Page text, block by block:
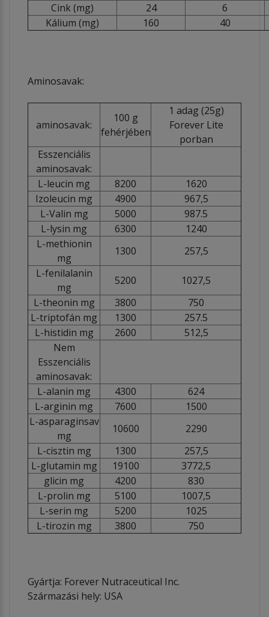
Cink (mg)
24
6
Kálium (mg)
160 40
Aminosavak:
aminosavak:
100 g
fehérjében
1 adag (25g)
Forever Lite
porban
Esszenciális
aminosavak:
L-leucin mg
8200
1620
Izoleucin mg
4900
967,5
L-Valin mg
5000
987.5
L-lysin mg
6300
1240
L-methionin
mg
1300
257,5
L-fenilalanin
mg
5200
1027,5
L-theonin mg
3800
750
L-triptofán mg
1300
257.5
L-histidin mg
2600
512,5
Nem
Esszenciális
aminosavak:
L-alanin mg
4300
624
L-arginin mg
7600
1500
L-asparaginsav
mg
10600
2290
L-cisztin mg
1300
257,5
L-glutamin mg
19100
3772,5
glicin mg
4200
830
L-prolin mg
5100
1007,5
L-serin mg
5200
1025
L-tirozin mg
3800 750
Gyártja: Forever Nutraceutical Inc.
Származási hely: USA